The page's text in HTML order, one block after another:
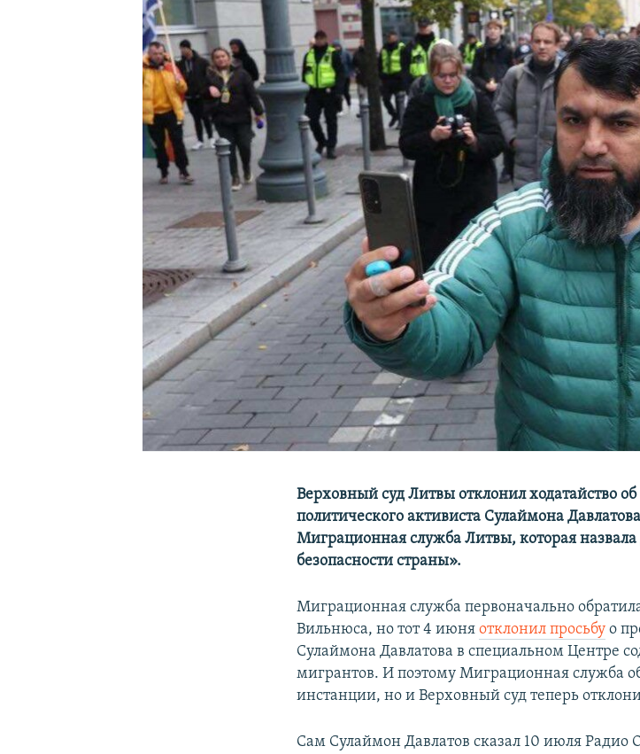
Верховный суд Литвы отклонил ходатайство
политического активиста Сулаймона
Миграционная служба Литвы, которая
безопасности страны».
Миграционная служба первоначально
Вильнюса, но тот 4 июняотклонил просьбу о
Сулаймона Давлатова в специальном Центре
мигрантов. И поэтому Миграционная служба
инстанции, но и Верховный суд теперь
Сам Сулаймон Давлатов сказал 10 июля Радио